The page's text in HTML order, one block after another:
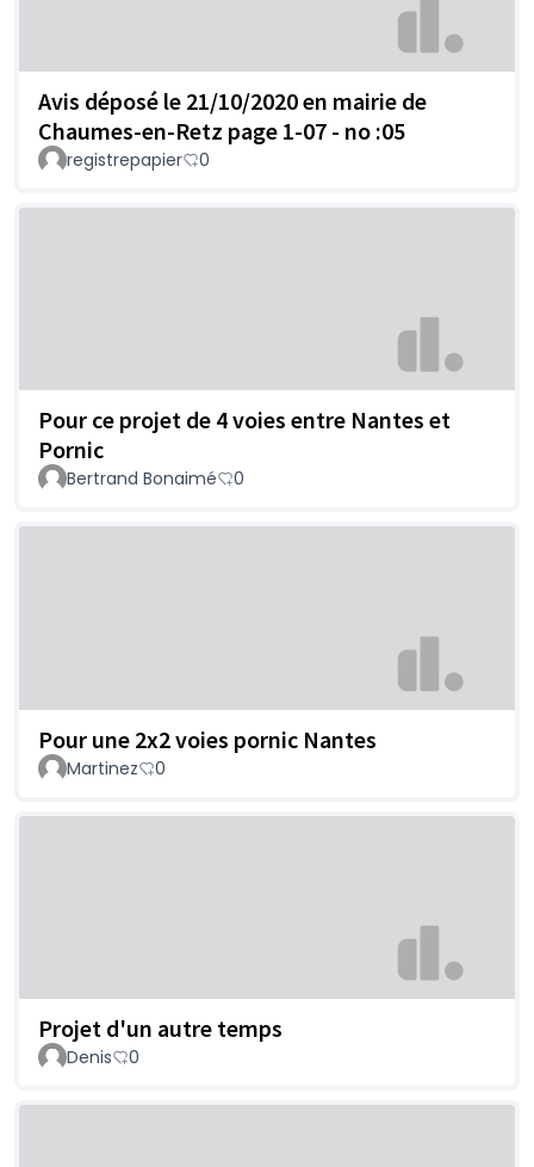
Avis déposé le 21/10/2020 en mairie de
Chaumes-en-Retz page 1-07 - no :05
registrepapier 0
Pour ce projet de 4 voies entre Nantes et
Pornic
Bertrand Bonaimé 0
Pour une 2x2 voies pornic Nantes
Martinez 0
Projet d'un autre temps
Denis 0